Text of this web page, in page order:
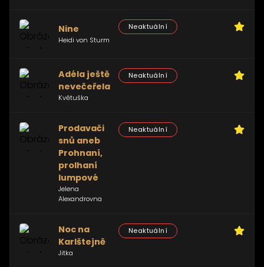
Nine
Heidi von Sturm
Neaktuální
Adéla ještě
nevečeřela
Květuška
Neaktuální
Prodavači
snů aneb
Prohnaní,
prolhaní
lumpové
Jelena
Alexandrovna
Neaktuální
Noc na
Karlštejně
Jitka
Neaktuální